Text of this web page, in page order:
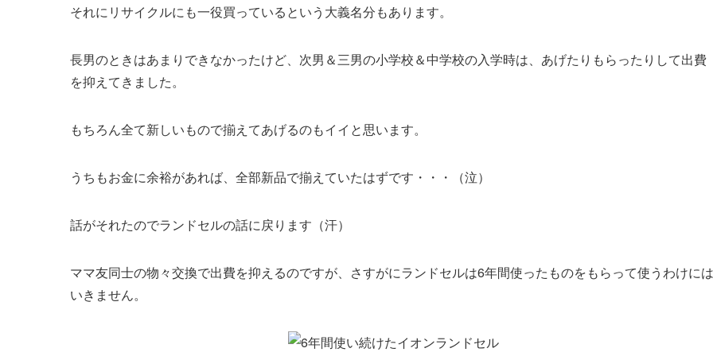
それにリサイクルにも一役買っているという大義名分もあります。
長男のときはあまりできなかったけど、次男＆三男の小学校＆中学校の入学時は、あげたりもらったりして出費
を抑えてきました。
もちろん全て新しいもので揃えてあげるのもイイと思います。
うちもお金に余裕があれば、全部新品で揃えていたはずです・・・（泣）
話がそれたのでランドセルの話に戻ります（汗）
ママ友同士の物々交換で出費を抑えるのですが、さすがにランドセルは6年間使ったものをもらって使うわけには
いきません。